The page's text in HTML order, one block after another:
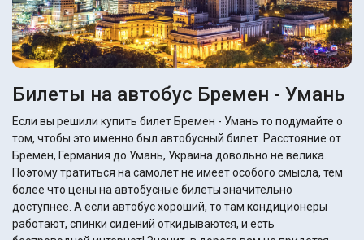
Билеты на автобус Бремен - Умань
Если вы решили купить билет Бремен - Умань то подумайте о
том, чтобы это именно был автобусный билет. Расстояние от
Бремен, Германия до Умань, Украина довольно не велика.
Поэтому тратиться на самолет не имеет особого смысла, тем
более что цены на автобусные билеты значительно
доступнее. А если автобус хороший, то там кондиционеры
работают, спинки сидений откидываются, и есть